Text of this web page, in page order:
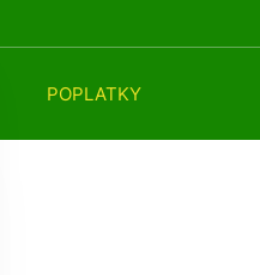
POPLATKY